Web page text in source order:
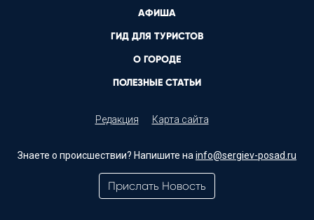
АФИША
ГИД ДЛЯ ТУРИСТОВ
О ГОРОДЕ
ПОЛЕЗНЫЕ СТАТЬИ
Редакция Карта сайта
Знаете о происшествии? Напишите на info@sergiev-posad.ru
Прислать Новость